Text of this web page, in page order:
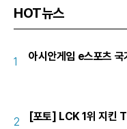
HOT뉴스
1 아시안게임 e스포츠 국
2 [포토] LCK 1위 지킨